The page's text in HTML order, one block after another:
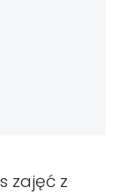
zajęć z